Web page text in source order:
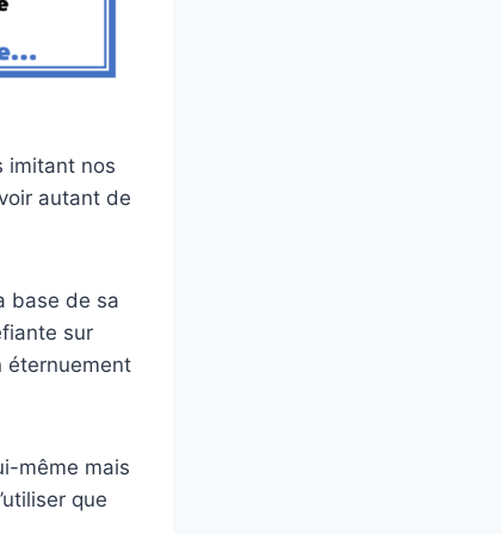
imitant nos
autant de
base de sa
sur
éternuement
même mais
que